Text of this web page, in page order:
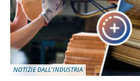
NOTIZIE DALL'INDUSTRIA